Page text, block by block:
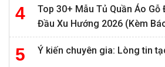
Top 30+ Mẫu Tủ Quần Áo Gỗ
Đầu Xu Hướng 2026 (Kèm
Ý kiến chuyên gia: Lòng tin